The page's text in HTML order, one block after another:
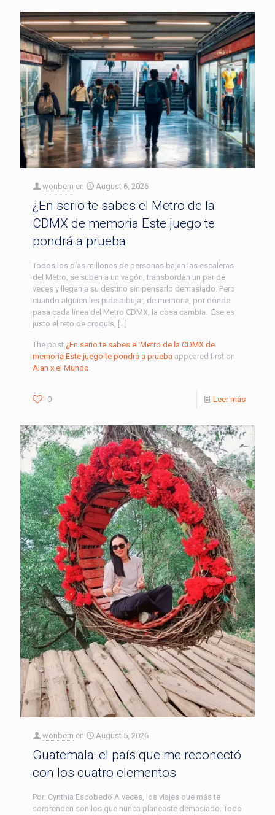
wonbern en August 6, 2026
¿En serio te sabes el Metro de la
CDMX de memoria Este juego te
pondrá a prueba
Todos los días millones de personas bajan las escaleras
del Metro, se suben a un vagón, transbordan un par de
veces y llegan a su destino sin pensarlo demasiado. Pero
cuando alguien les pide dibujar, de memoria, por dónde
pasa cada línea del Metro CDMX, la cosa cambia. Ese es
justo el reto de croquis, […]
The post ¿En serio te sabes el Metro de la CDMX de
memoria Este juego te pondrá a prueba appeared first on
Alan x el Mundo
0 Leer más
wonbern en August 5, 2026
Guatemala: el país que me reconectó
con los cuatro elementos
Por: Cynthia Escobedo A veces, los viajes que más te
sorprenden son los que nunca planeaste demasiado. Todo